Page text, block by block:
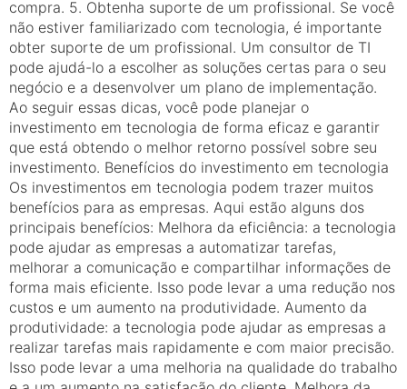
compra. 5. Obtenha suporte de um profissional. Se você
não estiver familiarizado com tecnologia, é importante
obter suporte de um profissional. Um consultor de TI
pode ajudá-lo a escolher as soluções certas para o seu
negócio e a desenvolver um plano de implementação.
Ao seguir essas dicas, você pode planejar o
investimento em tecnologia de forma eficaz e garantir
que está obtendo o melhor retorno possível sobre seu
investimento. Benefícios do investimento em tecnologia
Os investimentos em tecnologia podem trazer muitos
benefícios para as empresas. Aqui estão alguns dos
principais benefícios: Melhora da eficiência: a tecnologia
pode ajudar as empresas a automatizar tarefas,
melhorar a comunicação e compartilhar informações de
forma mais eficiente. Isso pode levar a uma redução nos
custos e um aumento na produtividade. Aumento da
produtividade: a tecnologia pode ajudar as empresas a
realizar tarefas mais rapidamente e com maior precisão.
Isso pode levar a uma melhoria na qualidade do trabalho